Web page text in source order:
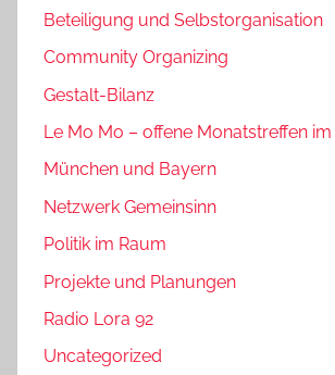
Beteiligung und Selbstorganisation
Community Organizing
Gestalt-Bilanz
Le Mo Mo – offene Monatstreffen im
München und Bayern
Netzwerk Gemeinsinn
Politik im Raum
Projekte und Planungen
Radio Lora 92
Uncategorized